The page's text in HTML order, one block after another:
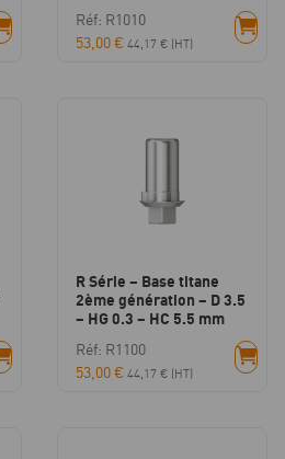
Réf: R1010
53,00€ 44,17 € (HT)
R Série – Base titane
2ème génération – D 3.5
– HG 0.3 – HC 5.5 mm
Réf: R1100
53,00€ 44,17 € (HT)